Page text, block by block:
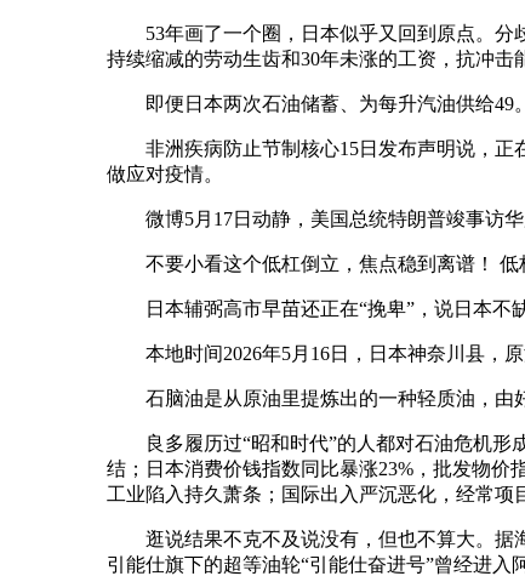
53年画了一个圈，日本似乎又回到原点。分歧
持续缩减的劳动生齿和30年未涨的工资，抗冲击
即便日本两次石油储蓄、为每升汽油供给49。
非洲疾病防止节制核心15日发布声明说，正
做应对疫情。
微博5月17日动静，美国总统特朗普竣事访华
不要小看这个低杠倒立，焦点稳到离谱！ 低
日本辅弼高市早苗还正在“挽卑”，说日本不缺
本地时间2026年5月16日，日本神奈川县，原
石脑油是从原油里提炼出的一种轻质油，由好
良多履历过“昭和时代”的人都对石油危机形成
结；日本消费价钱指数同比暴涨23%，批发物价
工业陷入持久萧条；国际出入严沉恶化，经常项
逛说结果不克不及说没有，但也不算大。据海
引能仕旗下的超等油轮“引能仕奋进号”曾经进入